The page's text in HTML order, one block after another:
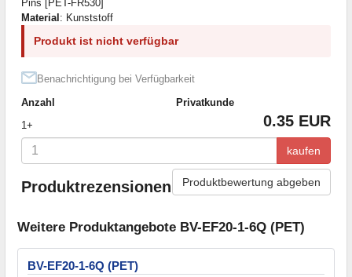
Pins [PET-FR530]
Material: Kunststoff
Produkt ist nicht verfügbar
Benachrichtigung bei Verfügbarkeit
Anzahl
Privatkunde
1+
0.35 EUR
kaufen
Produktrezensionen Produktbewertung abgeben
Weitere Produktangebote BV-EF20-1-6Q (PET)
BV-EF20-1-6Q (PET)